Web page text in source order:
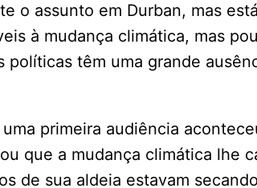
o assunto em Durban, mas
à mudança climática, mas
políticas têm uma grande
uma primeira audiência
que a mudança climática lhe
de sua aldeia estavam